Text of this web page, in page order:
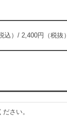
込）/ 2,400円（税抜）
さい。